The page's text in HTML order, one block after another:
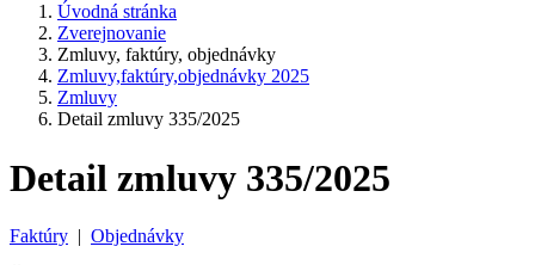
Úvodná stránka
Zverejnovanie
Zmluvy, faktúry, objednávky
Zmluvy,faktúry,objednávky 2025
Zmluvy
Detail zmluvy 335/2025
Detail zmluvy 335/2025
Faktúry | Objednávky